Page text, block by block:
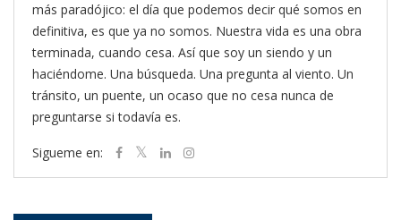
más paradójico: el día que podemos decir qué somos en
definitiva, es que ya no somos. Nuestra vida es una obra
terminada, cuando cesa. Así que soy un siendo y un
haciéndome. Una búsqueda. Una pregunta al viento. Un
tránsito, un puente, un ocaso que no cesa nunca de
preguntarse si todavía es.
Sigueme en: